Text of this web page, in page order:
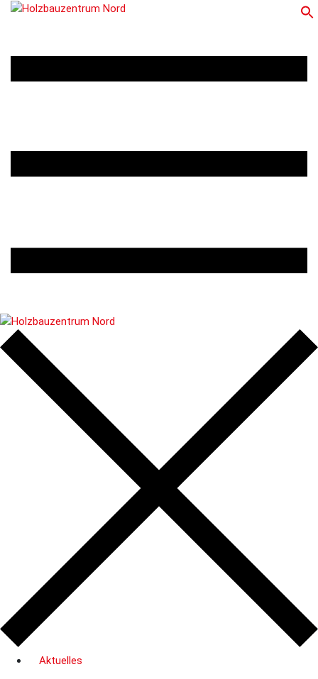
Aktuelles